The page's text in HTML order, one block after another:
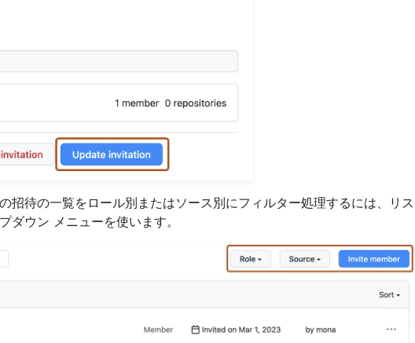
招待の一覧をロール別またはソース別にフィルター処理するには、リス
ダウン メニューを使います。